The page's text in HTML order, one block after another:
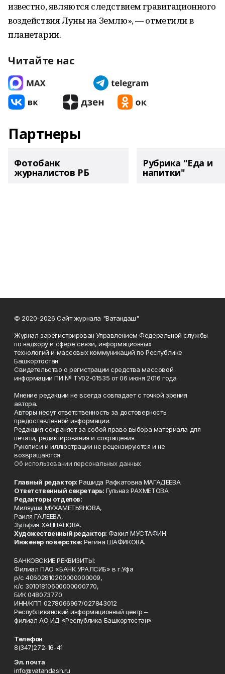
известно, являются следствием гравитационного
воздействия Луны на Землю», — отметили в
планетарии.
Читайте нас
Партнеры
Фотобанк
журналистов РБ
Рубрика "Еда и
напитки"
© 2020-2026 Сайт журнала "Ватандаш"
Журнал зарегистрирован Управлением Федеральной службы
по надзору в сфере связи, информационных
технологий и массовых коммуникаций по Республике
Башкортостан.
Свидетельство о регистрации средства массовой
информации ПИ № ТУ02-01535 от 06 июня 2016 года.
Мнение редакции не всегда совпадает с точкой зрения
автора.
Авторы несут ответственность за достоверность
предоставленной информации.
Редакция сохраняет за собой право выбора материала для
печати, редактирования и сокращения.
Рукописи и иллюстрации не рецензируются и не
возвращаются.
Об использовании персональных данных
Главный редактор: Рашида Рафкатовна МАГАДЕЕВА.
Ответственный секретарь: Гульназ РАХМЕТОВА.
Редакторы отделов:
Миляуша МУХАМЕТЬЯНОВА,
Раиля ГАЛЕЕВА,
Зульфия ХАННАНОВА.
Художественный редактор: Факил МУСТАФИН.
Инженер по верстке: Регина ШАФИКОВА.
БАНКОВСКИЕ РЕКВИЗИТЫ:
Филиал ПАО «БАНК УРАЛСИБ» в г.Уфа
р/с 40602810200000000009,
к/с 30101810600000000770,
БИК 048073770
ИНН/КПП 0278066967/027843012
Республиканский информационный центр –
филиал АО ИД «Республика Башкортостан»
Телефон
8(347)272-16-41
Эл. почта
info@vatandash.ru